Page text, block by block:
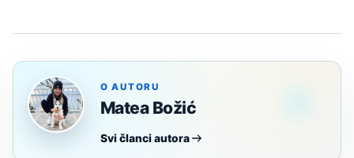
O AUTORU
Matea Božić
Svi članci autora